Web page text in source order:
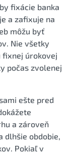
fixácie banka
a zafixuje na
môžu byť
Nie všetky
fixnej úrokovej
počas zvolenej
ešte pred
a zároveň
dlhšie obdobie,
Pokiaľ v